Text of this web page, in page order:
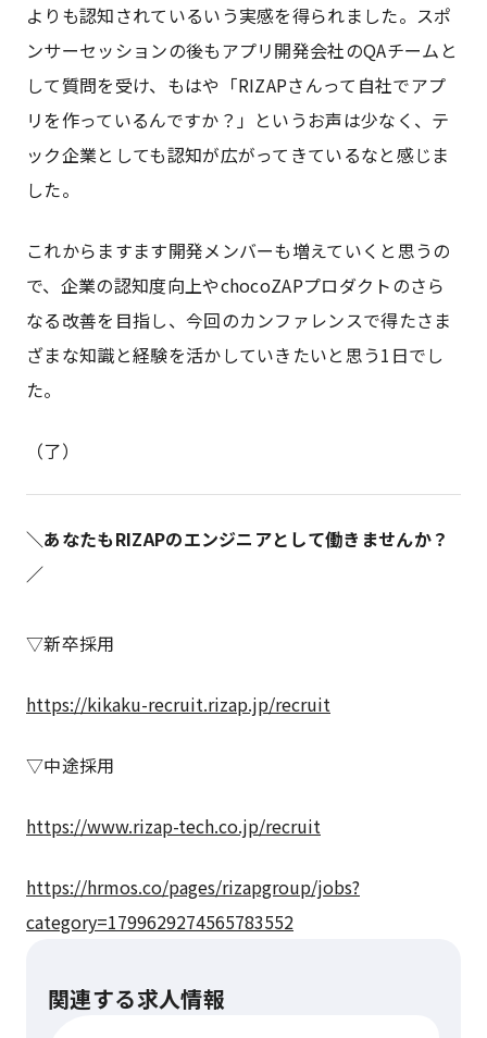
よりも認知されているいう実感を得られました。スポ
ンサーセッションの後もアプリ開発会社のQAチームと
して質問を受け、もはや「RIZAPさんって自社でアプ
リを作っているんですか？」というお声は少なく、テ
ック企業としても認知が広がってきているなと感じま
した。
これからますます開発メンバーも増えていくと思うの
で、企業の認知度向上やchocoZAPプロダクトのさら
なる改善を目指し、今回のカンファレンスで得たさま
ざまな知識と経験を活かしていきたいと思う1日でし
た。
（了）
＼あなたもRIZAPのエンジニアとして働きませんか？
／
▽新卒採用
https://kikaku-recruit.rizap.jp/recruit
▽中途採用
https://www.rizap-tech.co.jp/recruit
https://hrmos.co/pages/rizapgroup/jobs?
category=1799629274565783552
関連する求人情報